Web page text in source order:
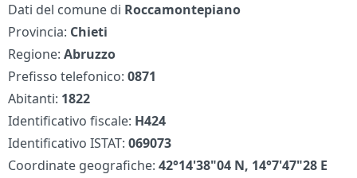
Dati del comune di Roccamontepiano
Provincia: Chieti
Regione:Abruzzo
Prefisso telefonico:0871
Abitanti: 1822
Identificativo fiscale: H424
Identificativo ISTAT:069073
Coordinate geografiche:42°14'38"04 N, 14°7'47"28 E